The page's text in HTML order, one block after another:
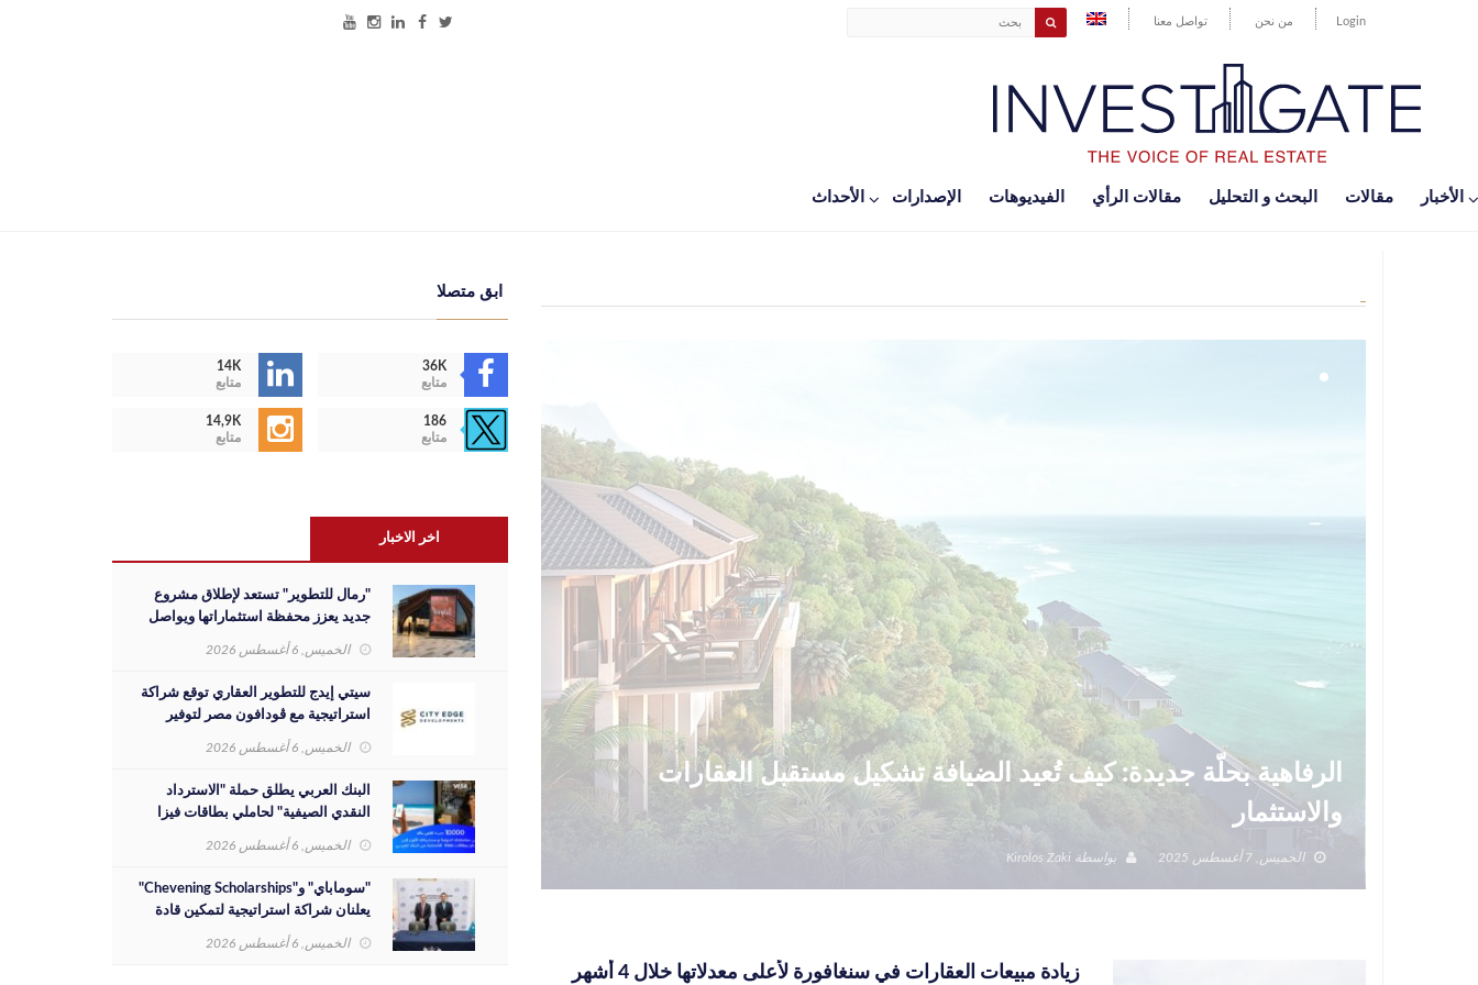
Login من نحن تواصل معنا
اﻷخبار مقالات البحث و التحليل مقالات الرأي الفيديوهات الإصدارات اﻷحداث
الرفاهية بحلّة جديدة: كيف تُعيد الضيافة تشكيل مستقبل العقارات
والاستثمار
الخميس, 7 أغسطس 2025 بواسطة Kirolos Zaki
زيادة مبيعات العقارات في سنغافورة لأعلى معدلاتها خلال 4 أشهر
ابق متصلا
14K
متابع
36K
متابع
14,9K
متابع
186
متابع
اخر الاخبار
"رمال للتطوير" تستعد لإطلاق مشروع
جديد يعزز محفظة استثماراتها ويواصل
مسيرة نجاحها بالسوق المصري
الخميس, 6 أغسطس 2026
سيتي إيدج للتطوير العقاري توقع شراكة
استراتيجية مع ڤودافون مصر لتوفير
تاون بمدينة العلمين الجديدة
الخميس, 6 أغسطس 2026
البنك العربي يطلق حملة "الاسترداد
النقدي الصيفية" لحاملي بطاقات فيزا
الخميس, 6 أغسطس 2026
"سوماباي" و"Chevening Scholarships"
يعلنان شراكة استراتيجية لتمكين قادة
المستقبل من الشباب المصري
الخميس, 6 أغسطس 2026